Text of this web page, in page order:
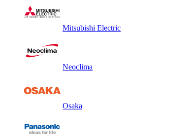
Mitsubishi Electric
Neoclima
Osaka